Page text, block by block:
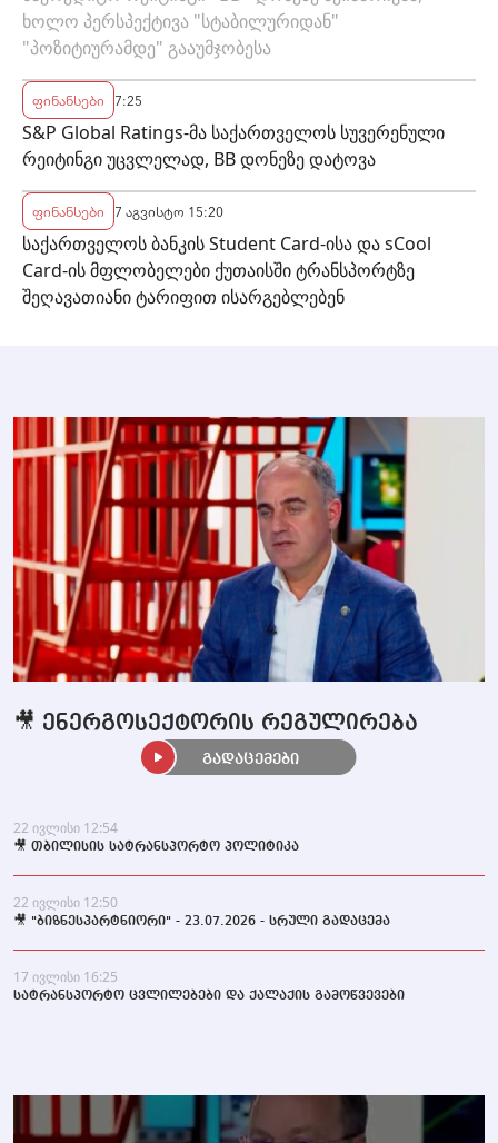
ხოლო პერსპექტივა "სტაბილურიდან"
"პოზიტიურამდე" გააუმჯობესა
ფინანსები 7:25
S&P Global Ratings-მა საქართველოს სუვერენული
რეიტინგი უცვლელად, BB დონეზე დატოვა
ფინანსები 7 აგვისტო 15:20
საქართველოს ბანკის Student Card-ისა და sCool
Card-ის მფლობელები ქუთაისში ტრანსპორტზე
შეღავათიანი ტარიფით ისარგებლებენ
22 ივლისი 12:54
🎥 თბილისის სატრანსპორტო პოლიტიკა
22 ივლისი 12:50
🎥 "ბიზნესპარტნიორი" - 23.07.2026 - სრული გადაცემა
17 ივლისი 16:25
სატრანსპორტო ცვლილებები და ქალაქის გამოწვევები
🎥 ენერგოსექტორის რეგულირება
გადაცემები